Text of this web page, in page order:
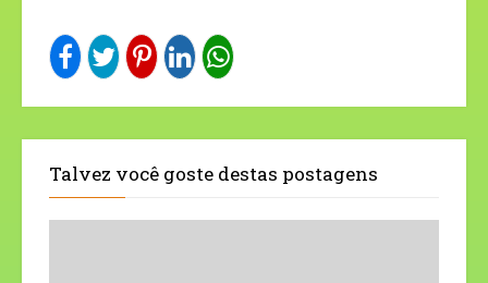
Talvez você goste destas postagens